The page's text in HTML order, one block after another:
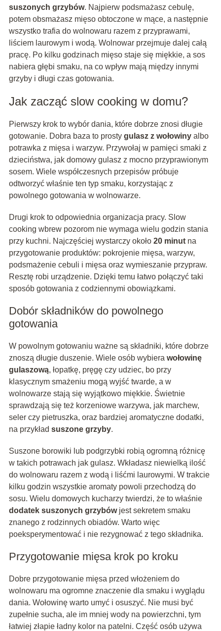
suszonych grzybów. Najpierw podsmażasz cebulę,
potem obsmażasz mięso obtoczone w mące, a następnie
wszystko trafia do wolnowaru razem z przyprawami,
liściem laurowym i wodą. Wolnowar przejmuje dalej całą
pracę. Po kilku godzinach mięso staje się miękkie, a sos
nabiera głębi smaku, na co wpływ mają między innymi
grzyby i długi czas gotowania.
Jak zacząć slow cooking w domu?
Pierwszy krok to wybór dania, które dobrze znosi długie
gotowanie. Dobra baza to prosty gulasz z wołowinyalbo
potrawka z mięsa i warzyw. Przywołaj w pamięci smaki z
dzieciństwa, jak domowy gulasz z mocno przyprawionym
sosem. Wiele współczesnych przepisów próbuje
odtworzyć właśnie ten typ smaku, korzystając z
powolnego gotowania w wolnowarze.
Drugi krok to odpowiednia organizacja pracy. Slow
cooking wbrew pozorom nie wymaga wielu godzin stania
przy kuchni. Najczęściej wystarczy około 20 minutna
przygotowanie produktów: pokrojenie mięsa, warzyw,
podsmażenie cebuli i mięsa oraz wymieszanie przypraw.
Resztę robi urządzenie. Dzięki temu łatwo połączyć taki
sposób gotowania z codziennymi obowiązkami.
Dobór składników do powolnego
gotowania
W powolnym gotowaniu ważne są składniki, które dobrze
znoszą długie duszenie. Wiele osób wybiera wołowinę
gulaszową, łopatkę, pręgę czy udziec, bo przy
klasycznym smażeniu mogą wyjść twarde, a w
wolnowarze stają się wyjątkowo miękkie. Świetnie
sprawdzają się też korzeniowe warzywa, jak marchew,
seler czy pietruszka, oraz bardziej aromatyczne dodatki,
na przykład suszone grzyby.
Suszone borowiki lub podgrzybki robią ogromną różnicę
w takich potrawach jak gulasz. Wkładasz niewielką ilość
do wolnowaru razem z wodą i liśćmi laurowymi. W trakcie
kilku godzin wszystkie aromaty powoli przechodzą do
sosu. Wielu domowych kucharzy twierdzi, że to właśnie
dodatek suszonych grzybówjest sekretem smaku
znanego z rodzinnych obiadów. Warto więc
poeksperymentować i nie rezygnować z tego składnika.
Przygotowanie mięsa krok po kroku
Dobre przygotowanie mięsa przed włożeniem do
wolnowaru ma ogromne znaczenie dla smaku i wyglądu
dania. Wołowinę warto umyć i osuszyć. Nie musi być
zupełnie sucha, ale im mniej wody na powierzchni, tym
łatwiej złapie ładny kolor na patelni. Część osób używa